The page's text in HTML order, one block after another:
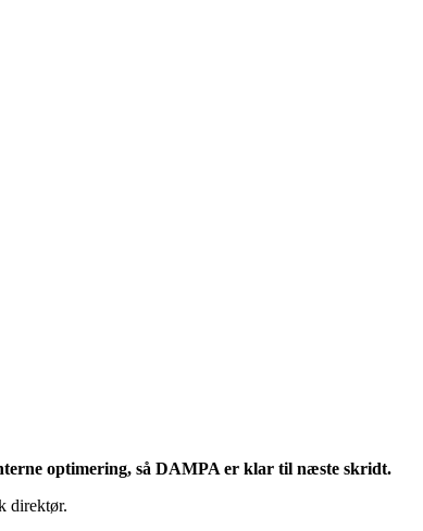
optimering, så DAMPA er klar til næste skridt.
direktør.